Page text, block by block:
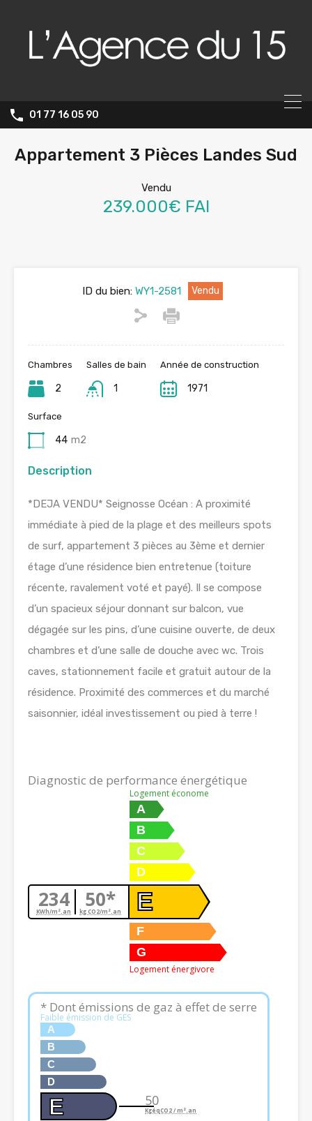
01 77 16 05 90
Appartement 3 Pièces Landes Sud
Vendu
239.000€ FAI
ID du bien: WY1-2581 Vendu
Chambres
2
Salles de bain
1
Année de construction
1971
Surface
44 m2
Description
*DEJA VENDU* Seignosse Océan : A proximité
immédiate à pied de la plage et des meilleurs spots
de surf, appartement 3 pièces au 3ème et dernier
étage d’une résidence bien entretenue (toiture
récente, ravalement voté et payé). Il se compose
d’un spacieux séjour donnant sur balcon, vue
dégagée sur les pins, d’une cuisine ouverte, de deux
chambres et d’une salle de douche avec wc. Trois
caves, stationnement facile et gratuit autour de la
résidence. Proximité des commerces et du marché
saisonnier, idéal investissement ou pied à terre !
Diagnostic de performance énergétique
234
KWh/m².an 50*
kg CO2/m².an
Logement économe
A
B
C
D
E
F
G
Logement énergivore
* Dont émissions de gaz à effet de serre
Faible émission de GES
A
B
C
D
E 50
KgéqCO2 / m².an